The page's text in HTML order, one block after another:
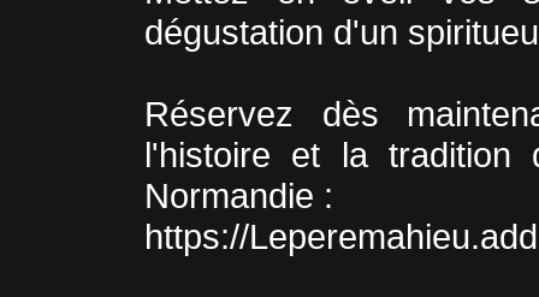
dégustation d'un
Réservez dès
l'histoire et la tradition
Normandie :
https://